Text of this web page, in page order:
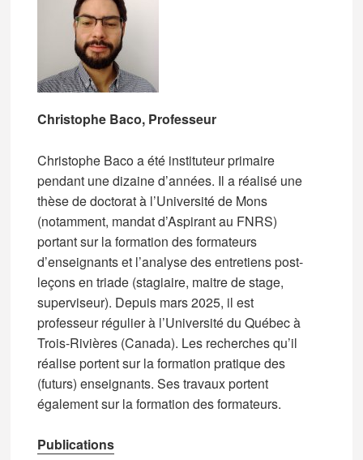
Christophe Baco, Professeur
Christophe Baco a été instituteur primaire
pendant une dizaine d’années. Il a réalisé une
thèse de doctorat à l’Université de Mons
(notamment, mandat d’Aspirant au FNRS)
portant sur la formation des formateurs
d’enseignants et l’analyse des entretiens post-
leçons en triade (stagiaire, maitre de stage,
superviseur). Depuis mars 2025, il est
professeur régulier à l’Université du Québec à
Trois-Rivières (Canada). Les recherches qu’il
réalise portent sur la formation pratique des
(futurs) enseignants. Ses travaux portent
également sur la formation des formateurs.
Publications